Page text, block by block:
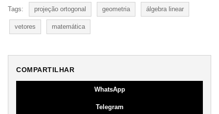
Tags: projeção ortogonal geometria álgebra linear
vetores matemática
COMPARTILHAR
WhatsApp
Telegram